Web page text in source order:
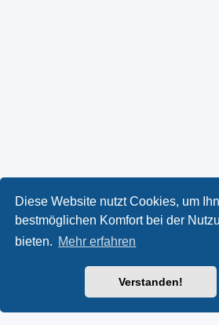
Diese Website nutzt Cookies, um
bestmöglichen Komfort bei der
bieten. Mehr erfahren
Verstanden!